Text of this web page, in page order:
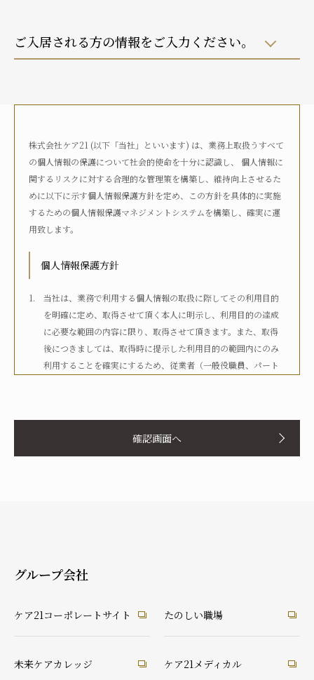
ご入居される方の情報をご入力ください。
自宅におり、介護サービスは利用していない
いる
何らかの高齢者向け施設に入居している
病院に入院している
その他
介護度
自立
要支援1
要介護2
要介護3
介護認定
認定済み
申請中 区分変更中 不明
実の父
実の母 義理の父
知人・友人
ケアマネ・介護・医療関係者
株式会社ケア21 (以下「当社」といいます) は、業務上取扱うすべて
の個人情報の保護について社会的使命を十分に認識し、 個人情報に
関するリスクに対する合理的な管理策を構築し、維持向上させるた
めに以下に示す個人情報保護方針を定め、この方針を具体的に実施
するための個人情報保護マネジメントシステムを構築し、確実に運
用致します。
個人情報保護方針
当社は、業務で利用する個人情報の取扱に際してその利用目的
を明確に定め、取得させて頂く本人に明示し、利用目的の達成
に必要な範囲の内容に限り、取得させて頂きます。また、取得
後につきましては、取得時に提示した利用目的の範囲内にのみ
利用することを確実にするため、従業者（一般役職員、パート
当社は、個人情報の取扱いに関して、法令、国が定める指針そ
の他の規範等を遵守した取得やその利用に努めてまいります。
消去等の権利を有していることを認識し、本人からのこれらの
要求に対しては、遅滞なく対応してまいります。
き、本人に同意なく個人情報を第三者に提供することはありま
せん。
当社は、個人情報の取扱いに関して、顧客等からの相談や苦情
確認画面へ
グループ会社
ケア21コーポレートサイト たのしい職場
未来ケアカレッジ ケア21メディカル